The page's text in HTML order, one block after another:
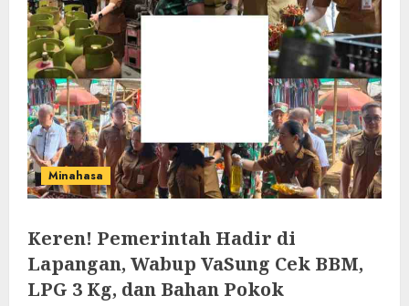
Minahasa
Keren! Pemerintah Hadir di
Lapangan, Wabup VaSung Cek BBM,
LPG 3 Kg, dan Bahan Pokok